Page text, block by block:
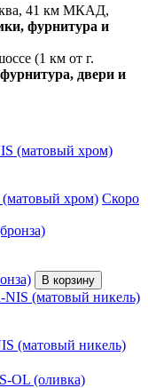
41 км МКАД,
фурнитура и
(1 км от г.
двери и
(матовый хром) Скоро
В корзину
(матовый никель)